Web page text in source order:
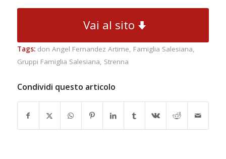
Vai al sito
Tags: don Angel Fernandez Artime, Famiglia Salesiana,
Gruppi Famiglia Salesiana, Strenna
Condividi questo articolo